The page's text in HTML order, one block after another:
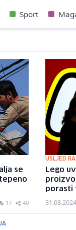
Sport
se
17 40
USLJED
Lego
porasti